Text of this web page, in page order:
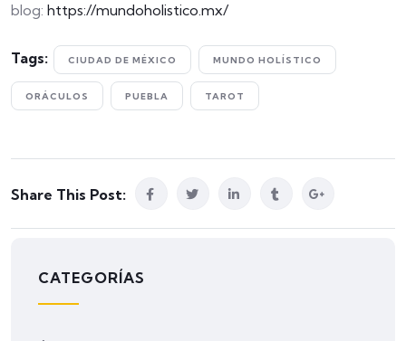
blog: https://mundoholistico.mx/
Tags: CIUDAD DE MÉXICO MUNDO HOLÍSTICO
ORÁCULOS PUEBLA TAROT
Share This Post:
CATEGORÍAS